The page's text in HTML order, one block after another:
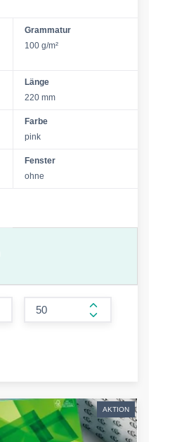
Grammatur
100 g/m²
Länge
220 mm
Farbe
pink
Fenster
ohne
form.increase-
AKTION